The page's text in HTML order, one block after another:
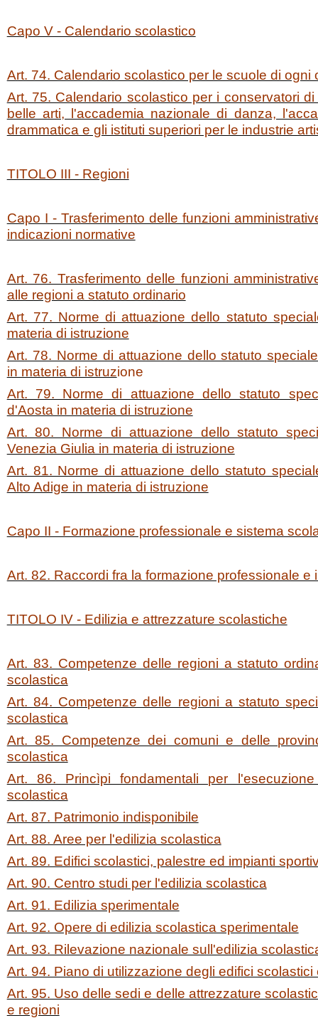
Capo V - Calendario scolastico
Art. 74. Calendario scolastico per le scuole di ogni
Art. 75. Calendario scolastico per i conservatori
belle arti, l'accademia nazionale di danza,
drammatica e gli istituti superiori per le industrie
TITOLO III - Regioni
Capo I - Trasferimento delle funzioni
indicazioni normative
Art. 76. Trasferimento delle funzioni
alle regioni a statuto ordinario
Art. 77. Norme di attuazione dello statuto
materia di istruzione
Art. 78. Norme di attuazione dello statuto
in materia di istruzione
Art. 79. Norme di attuazione dello statuto
d'Aosta in materia di istruzione
Art. 80. Norme di attuazione dello statuto
Venezia Giulia in materia di istruzione
Art. 81. Norme di attuazione dello statuto
Alto Adige in materia di istruzione
Capo II - Formazione professionale e sistema
Art. 82. Raccordi fra la formazione professionale e
TITOLO IV - Edilizia e attrezzature scolastiche
Art. 83. Competenze delle regioni a statuto
scolastica
Art. 84. Competenze delle regioni a statuto
scolastica
Art. 85. Competenze dei comuni e delle
scolastica
Art. 86. Princìpi fondamentali per
scolastica
Art. 87. Patrimonio indisponibile
Art. 88. Aree per l'edilizia scolastica
Art. 89. Edifici scolastici, palestre ed impianti
Art. 90. Centro studi per l'edilizia scolastica
Art. 91. Edilizia sperimentale
Art. 92. Opere di edilizia scolastica sperimentale
Art. 93. Rilevazione nazionale sull'edilizia
Art. 94. Piano di utilizzazione degli edifici
Art. 95. Uso delle sedi e delle attrezzature
e regioni